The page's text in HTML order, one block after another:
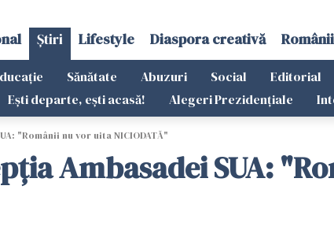
Știri Lifestyle Diaspora creativă
Sănătate Abuzuri Social Editorial
Ești departe, ești acasă! Alegeri Prezidențiale
"Românii nu vor uita NICIODATĂ"
Ambasadei SUA: